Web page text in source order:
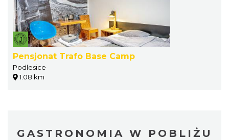
Pensjonat Trafo Base Camp
Podlesice
1.08 km
GASTRONOMIA W POBLIŻU